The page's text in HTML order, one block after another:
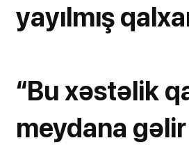
yayılmış
“Bu xəstəlik
meydana